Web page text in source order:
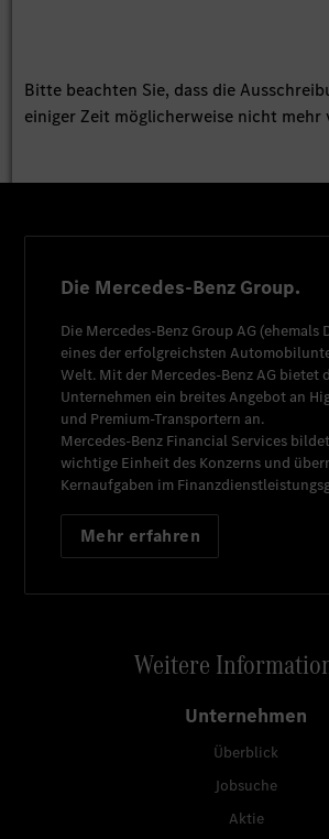
Bitte beachten Sie, dass die
einiger Zeit möglicherweise nicht mehr
Die Mercedes-Benz Group.
Die Mercedes-Benz Group AG (ehemals
eines der erfolgreichsten
Welt. Mit der Mercedes-Benz AG bietet
Unternehmen ein breites Angebot an
und Premium-Transportern an.
Mercedes-Benz Financial Services
wichtige Einheit des Konzerns und
Kernaufgaben im
Mehr erfahren
Weitere
Unternehmen
Überblick
Jobsuche
Aktie